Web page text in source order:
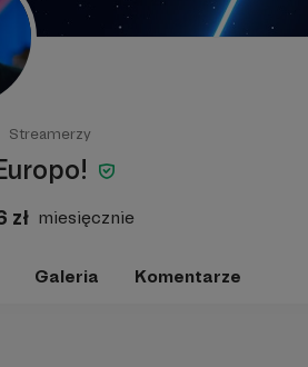
Streamerzy
zł miesięcznie
Galeria Komentarze